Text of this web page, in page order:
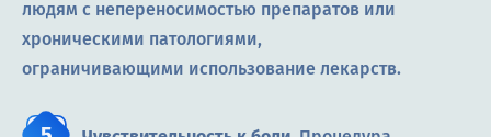
людям с непереносимостью препаратов или
хроническими патологиями,
ограничивающими использование лекарств.